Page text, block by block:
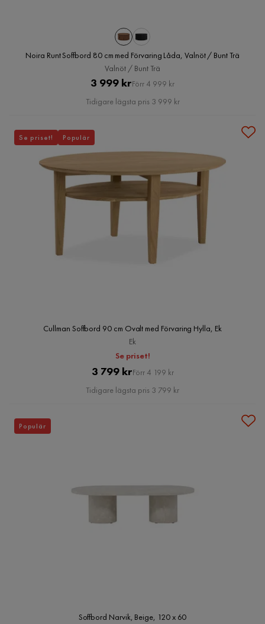
Noira Runt Soffbord 80 cm med Förvaring Låda, Valnöt / Bunt Trä
Valnöt / Bunt Trä
Pris
3 999 krOriginal
Pris
Förr 4 999 kr
Tidigare lägsta pris 3 999 kr
Cullman Soffbord 90 cm Ovalt med Förvaring Hylla, Ek
Ek
Se priset!
Pris
3 799 krOriginal
Pris
Förr 4 199 kr
Tidigare lägsta pris 3 799 kr
Se priset! Populär
Soffbord Narvik, Beige, 120 x 60
Populär